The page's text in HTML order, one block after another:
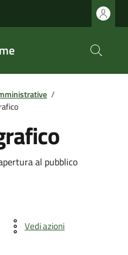
/
al pubblico
Vedi azioni